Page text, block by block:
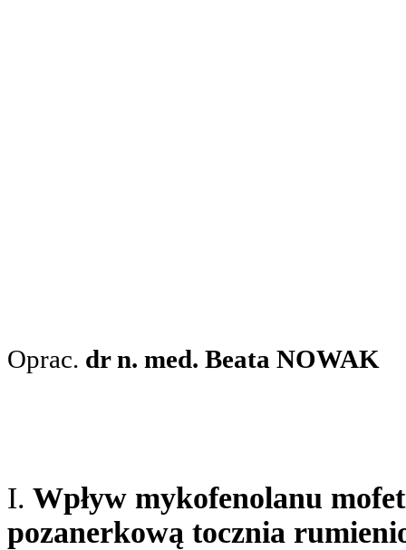
Oprac. dr n. med. Beata NOWAK
I. Wpływ mykofenolanu
pozanerkową tocznia